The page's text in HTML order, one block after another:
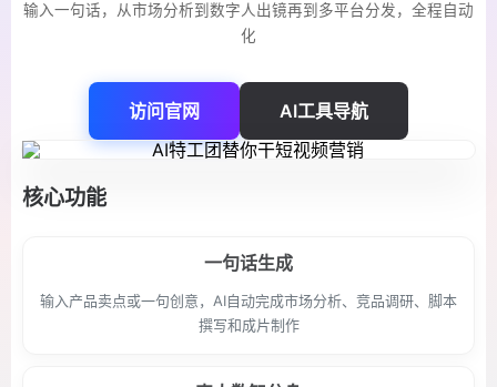
输入一句话，从市场分析到数字人出镜再到多平台分发，全程自动
化
访问官网 AI工具导航
核心功能
一句话生成
输入产品卖点或一句创意，AI自动完成市场分析、竞品调研、脚本
撰写和成片制作